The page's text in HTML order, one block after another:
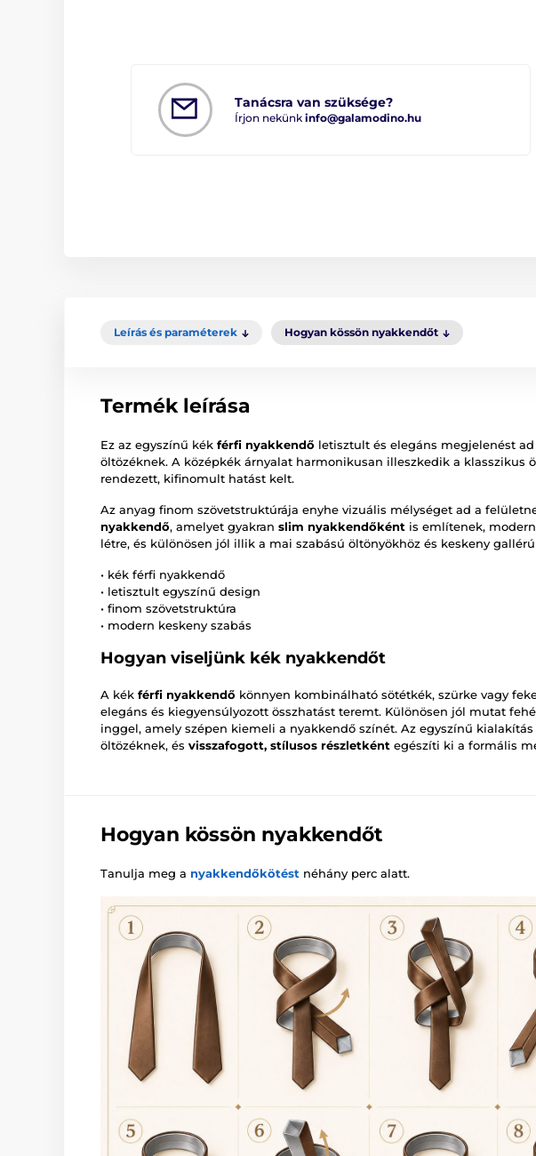
Tanácsra van szüksége?
Írjon nekünk info@galamodino.hu
Leírás és paraméterek Hogyan kössön nyakkendőt
Termék leírása
Ez az egyszínű kék férfi nyakkendő letisztult és elegáns megjelenést
öltözéknek. A középkék árnyalat harmonikusan illeszkedik a klasszikus
rendezett, kifinomult hatást kelt.
Az anyag finom szövetstruktúrája enyhe vizuális mélységet ad a
nyakkendő, amelyet gyakran slim nyakkendőként is említenek,
létre, és különösen jól illik a mai szabású öltönyökhöz és keskeny
• kék férfi nyakkendő
• letisztult egyszínű design
• finom szövetstruktúra
• modern keskeny szabás
Hogyan viseljünk kék nyakkendőt
A kék férfi nyakkendő könnyen kombinálható sötétkék, szürke vagy
elegáns és kiegyensúlyozott összhatást teremt. Különösen jól mutat
inggel, amely szépen kiemeli a nyakkendő színét. Az egyszínű kialakítás
öltözéknek, és visszafogott, stílusos részletként egészíti ki a formális
Hogyan kössön nyakkendőt
Tanulja meg a nyakkendőkötést néhány perc alatt.